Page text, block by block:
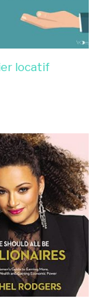
locatif